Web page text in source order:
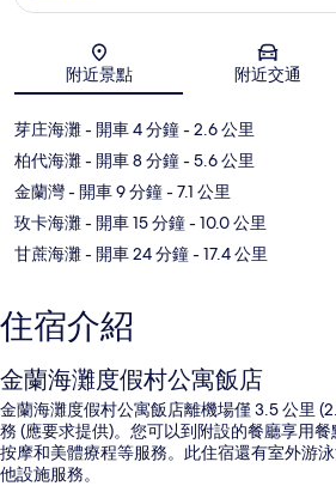
附近景點 附近交通
芽庄海灘- 開車 4 分鐘- 2.6 公里
柏代海灘- 開車 8 分鐘- 5.6 公里
金蘭灣- 開車 9 分鐘- 7.1 公里
玫卡海灘- 開車 15 分鐘- 10.0 公里
甘蔗海灘- 開車 24 分鐘- 17.4 公里
住宿介紹
金蘭海灘度假村公寓飯店
金蘭海灘度假村公寓飯店離機場僅 3.5 公里
務 (應要求提供)。您可以到附設的餐廳享用
按摩和美體療程等服務。此住宿還有室外游
他設施服務。